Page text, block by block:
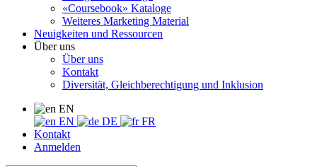
«Coursebook» Kataloge
Weiteres Marketing Material
Neuigkeiten und Ressourcen
Über uns
Über uns
Kontakt
Diversität, Gleichberechtigung und Inklusion
EN
EN
DE
FR
Kontakt
Anmelden